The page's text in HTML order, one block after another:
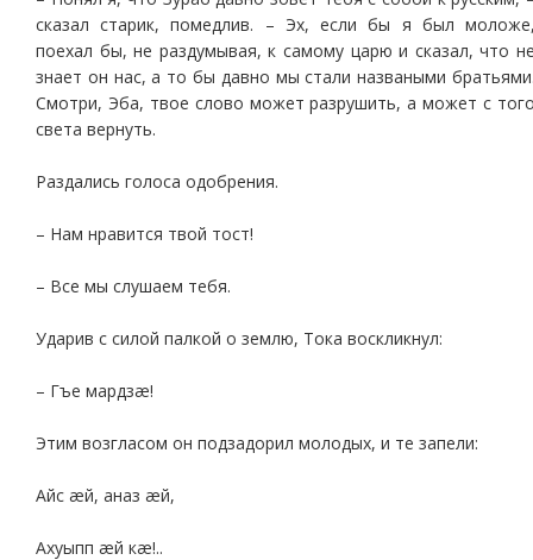
сказал старик, помедлив. – Эх, если бы я был
поехал бы, не раздумывая, к самому царю и сказал, что
знает он нас, а то бы давно мы стали назваными
Смотри, Эба, твое слово может разрушить, а может с
света вернуть.
Раздались голоса одобрения.
– Нам нравится твой тост!
– Все мы слушаем тебя.
Ударив с силой палкой о землю, Тока воскликнул:
– Гъе мардзæ!
Этим возгласом он подзадорил молодых, и те запели:
Айс æй, аназ æй,
Ахуыпп æй кæ!..